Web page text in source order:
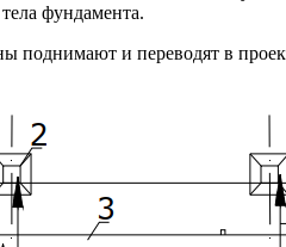
фундамента.
поднимают и переводят в